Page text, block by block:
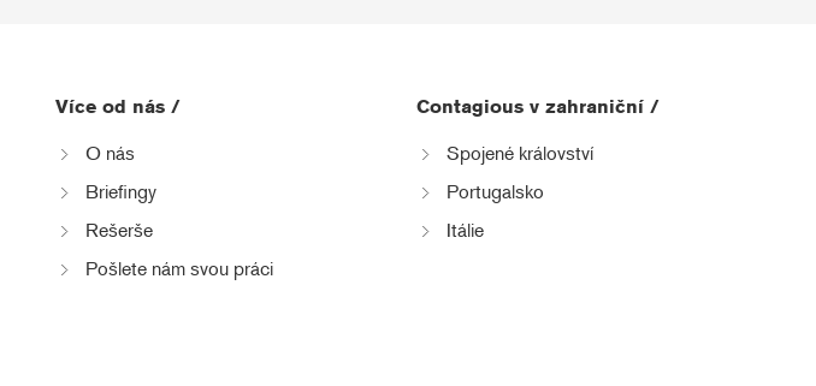
Více od nás /
O nás
Briefingy
Rešerše
Pošlete nám svou práci
Contagious v zahraniční /
Spojené království
Portugalsko
Itálie